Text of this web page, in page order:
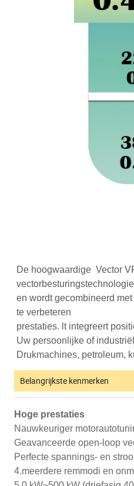
De hoogwaardige Vector
en wordt gecombineerd
te verbeteren
prestaties. lt integreert
Uw persoonlijke of
Drukmachines, petroleum,
Belangrijkste kenmerken
Hoge prestaties
Nauwkeuriger
Geavanceerde open-loop
Perfecte spannings- en
4.meerdere remmodi en